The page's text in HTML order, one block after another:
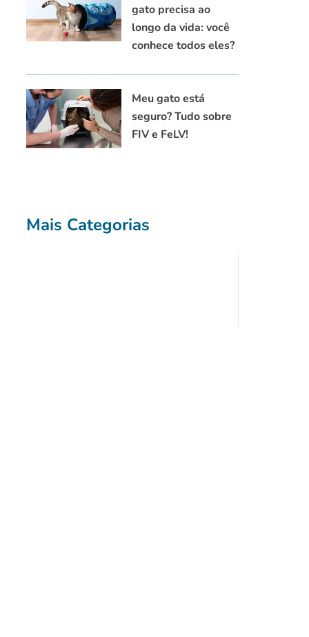
gato precisa ao
longo da vida: você
conhece todos eles?
Meu gato está
seguro? Tudo sobre
FIV e FeLV!
Mais Categorias